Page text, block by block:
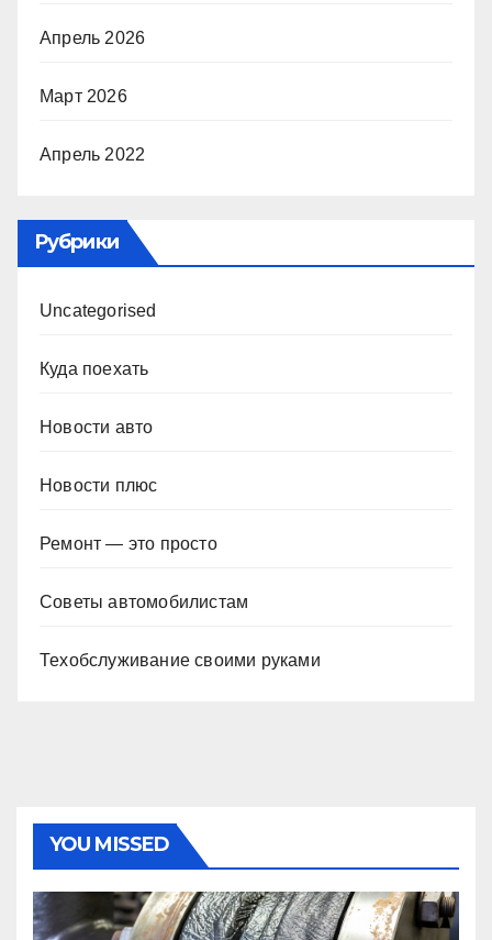
Апрель 2026
Март 2026
Апрель 2022
Рубрики
Uncategorised
Куда поехать
Новости авто
Новости плюс
Ремонт — это просто
Советы автомобилистам
Техобслуживание своими руками
YOU MISSED